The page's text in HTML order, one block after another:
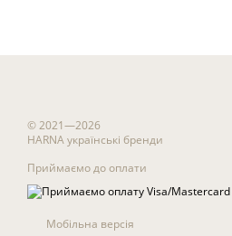
© 2021—2026
HARNA українські бренди
Приймаємо до оплати
Мобільна версія